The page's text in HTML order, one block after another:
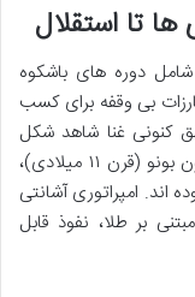
دوره های باشکوه
بی وقفه برای کسب
کنونی غنا شاهد شکل
گیری و شکوفایی پادشاهی های قدرتمندی چون بونو (قرن ۱۱ میلادی)،
اند. امپراتوری آشانتی
بر طلا، نفوذ قابل